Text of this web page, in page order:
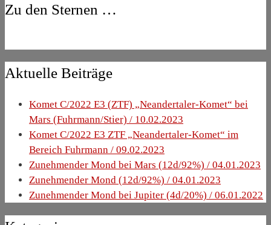
Zu den Sternen …
Aktuelle Beiträge
Komet C/2022 E3 (ZTF) „Neandertaler-Komet“ bei
Mars (Fuhrmann/Stier) / 10.02.2023
Komet C/2022 E3 ZTF „Neandertaler-Komet“ im
Bereich Fuhrmann / 09.02.2023
Zunehmender Mond bei Mars (12d/92%) / 04.01.2023
Zunehmender Mond (12d/92%) / 04.01.2023
Zunehmender Mond bei Jupiter (4d/20%) / 06.01.2022